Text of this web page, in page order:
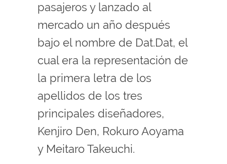
pasajeros y lanzado al
mercado un año después
bajo el nombre de Dat.Dat, el
cual era la representación de
la primera letra de los
apellidos de los tres
principales diseñadores,
Kenjiro Den, Rokuro Aoyama
y Meitaro Takeuchi.